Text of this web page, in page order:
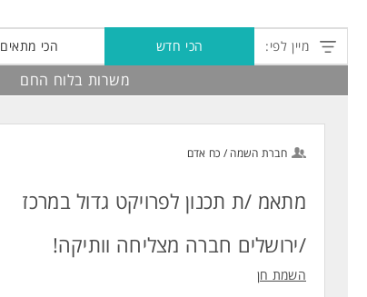
מיין לפי: הכי חדש הכי מתאים
משרות בלוח החם
חברת השמה / כח אדם
מתאמ /ת תכנון לפרויקט גדול במרכז
/ירושלים חברה מצליחה וותיקה!
השמת חן